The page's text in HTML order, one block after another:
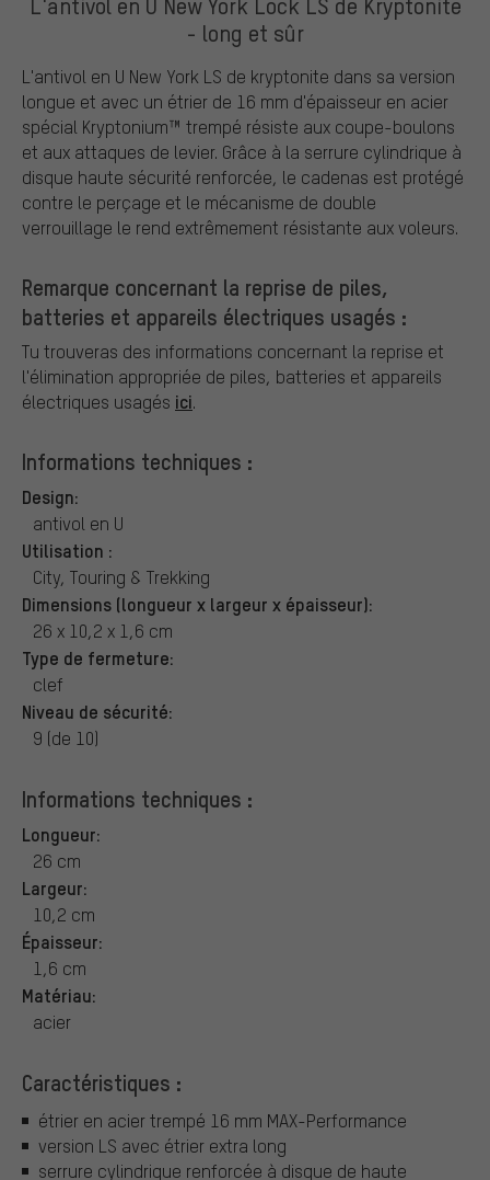
- long et sûr
L'antivol en U New York LS de kryptonite dans sa version
longue et avec un étrier de 16 mm d'épaisseur en acier
spécial Kryptonium™ trempé résiste aux coupe-boulons
et aux attaques de levier. Grâce à la serrure cylindrique à
disque haute sécurité renforcée, le cadenas est protégé
contre le perçage et le mécanisme de double
verrouillage le rend extrêmement résistante aux voleurs.
Remarque concernant la reprise de piles,
batteries et appareils électriques usagés :
Tu trouveras des informations concernant la reprise et
l'élimination appropriée de piles, batteries et appareils
électriques usagés ici.
Informations techniques :
Design:
antivol en U
Utilisation :
City, Touring & Trekking
Dimensions (longueur x largeur x épaisseur):
26 x 10,2 x 1,6 cm
Type de fermeture:
clef
Niveau de sécurité:
9 (de 10)
Informations techniques :
Longueur:
26 cm
Largeur:
10,2 cm
Épaisseur:
1,6 cm
Matériau:
acier
Caractéristiques :
étrier en acier trempé 16 mm MAX-Performance
version LS avec étrier extra long
serrure cylindrique renforcée à disque de haute